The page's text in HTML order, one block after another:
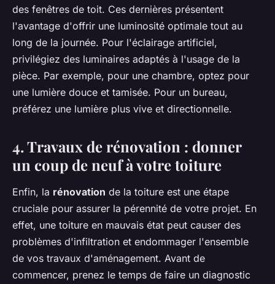
des fenêtres de toit. Ces dernières présentent
l'avantage d'offrir une luminosité optimale tout au
long de la journée. Pour l'éclairage artificiel,
privilégiez des luminaires adaptés à l'usage de la
pièce. Par exemple, pour une chambre, optez pour
une lumière douce et tamisée. Pour un bureau,
préférez une lumière plus vive et directionnelle.
4. Travaux de rénovation : donner
un coup de neuf à votre toiture
Enfin, la rénovation de la toiture est une étape
cruciale pour assurer la pérennité de votre projet. En
effet, une toiture en mauvais état peut causer des
problèmes d'infiltration et endommager l'ensemble
de vos travaux d'aménagement. Avant de
commencer, prenez le temps de faire un diagnostic